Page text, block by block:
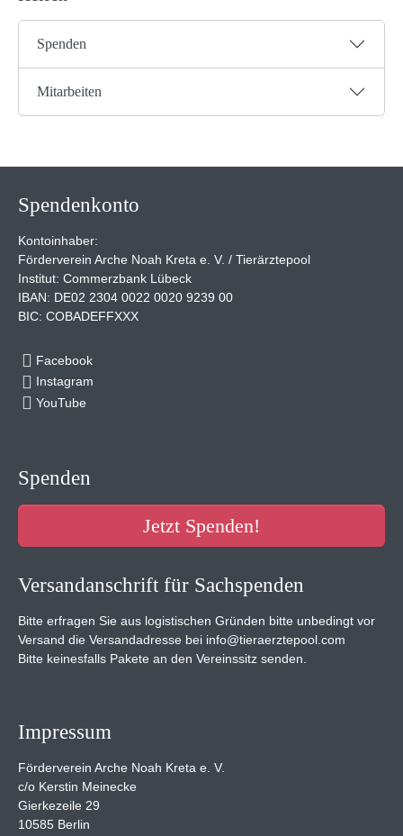
Spenden
Mitarbeiten
Spendenkonto
Kontoinhaber:
Förderverein Arche Noah Kreta e. V. / Tierärztepool
Institut: Commerzbank Lübeck
IBAN: DE02 2304 0022 0020 9239 00
BIC: COBADEFFXXX
Facebook
Instagram
YouTube
Spenden
Jetzt Spenden!
Versandanschrift für Sachspenden
Bitte erfragen Sie aus logistischen Gründen bitte unbedingt vor
Versand die Versandadresse bei info@tieraerztepool.com
Bitte keinesfalls Pakete an den Vereinssitz senden.
Impressum
Förderverein Arche Noah Kreta e. V.
c/o Kerstin Meinecke
Gierkezeile 29
10585 Berlin